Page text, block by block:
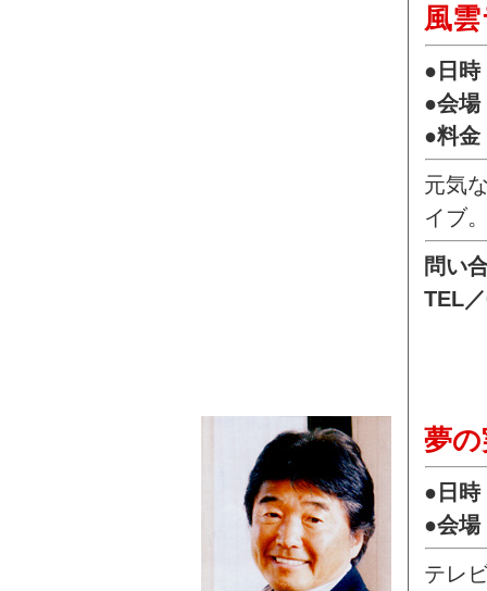
風
●日時
●会場
●料金
元気
イブ
問い
TEL
夢
●日時
●会場
テレ